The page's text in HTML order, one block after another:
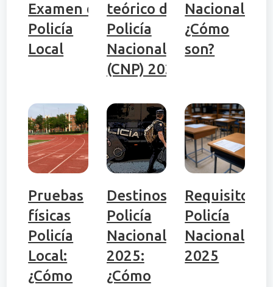
Examen de
Policía
Local
teórico de
Policía
Nacional
(CNP) 2026
Nacional:
¿Cómo
son?
Pruebas
físicas
Policía
Local:
¿Cómo
Destinos
Policía
Nacional
2025:
¿Cómo
Requisitos
Policía
Nacional
2025